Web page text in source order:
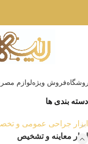
فروش ویژهلوازم
دسته بندی ها
ابزار جراحی عمومی و
ابزار معاینه و تشخیص